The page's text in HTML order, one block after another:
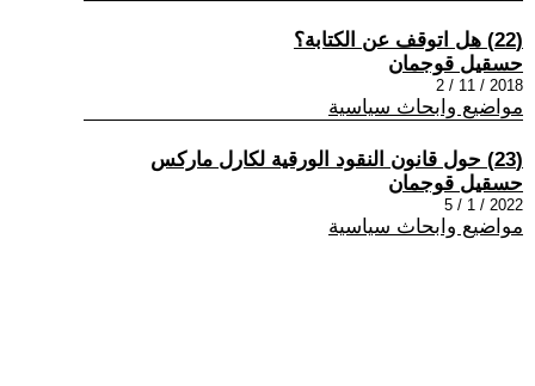
(22) هل اتوقف عن الكتابة؟
حسقيل قوجمان
2018 / 11 / 2
مواضيع وابحاث سياسية
(23) حول قانون النقود الورقية لكارل ماركس
حسقيل قوجمان
2022 / 1 / 5
مواضيع وابحاث سياسية